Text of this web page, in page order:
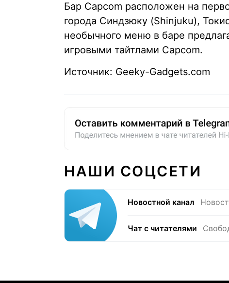
Бар Capcom расположен на
города Синдзюку (Shinjuku),
необычного меню в баре
игровыми тайтлами Capcom.
Источник: Geeky-Gadgets.com
НАШИ СОЦСЕТИ
Новостной канал
Чат с читателями